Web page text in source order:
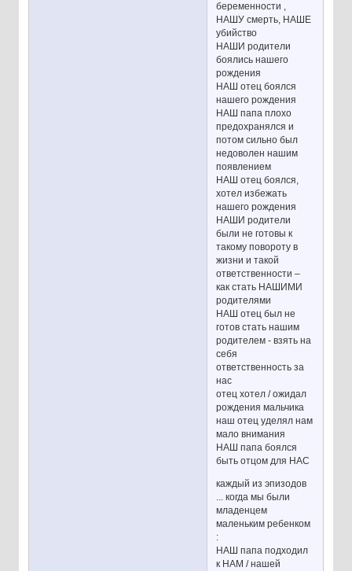
беременности ,
НАШУ смерть, НАШЕ
убийство
НАШИ родители
боялись нашего
рождения
НАШ отец боялся
нашего рождения
НАШ папа плохо
предохранялся и
потом сильно был
недоволен нашим
появлением
НАШ отец боялся,
хотел избежать
нашего рождения
НАШИ родители
были не готовы к
такому повороту в
жизни и такой
ответственности –
как стать НАШИМИ
родителями
НАШ отец был не
готов стать нашим
родителем - взять на
себя
ответственность за
нас
отец хотел / ожидал
рождения мальчика
наш отец уделял нам
мало внимания
НАШ папа боялся
быть отцом для НАС
каждый из эпизодов
... когда мы были
младенцем
маленьким ребенком
:
НАШ папа подходил
к НАМ / нашей